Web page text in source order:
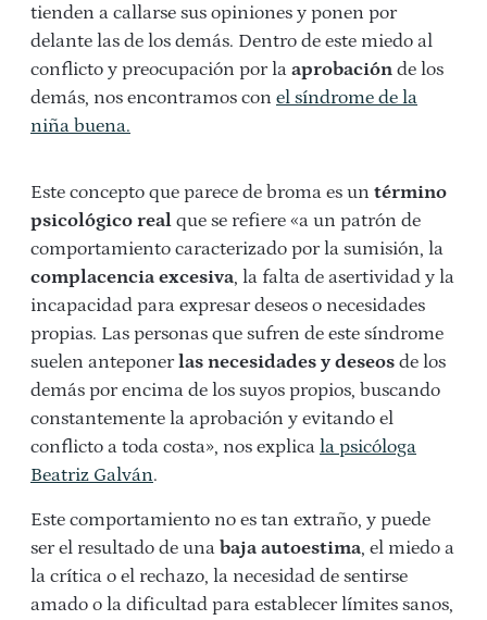
tienden a callarse sus opiniones y ponen por
delante las de los demás. Dentro de este miedo al
conflicto y preocupación por la aprobación de los
demás, nos encontramos con el síndrome de la
niña buena.
Este concepto que parece de broma es un término
psicológico real que se refiere «a un patrón de
comportamiento caracterizado por la sumisión, la
complacencia excesiva, la falta de asertividad y la
incapacidad para expresar deseos o necesidades
propias. Las personas que sufren de este síndrome
suelen anteponerlas necesidades y deseos de los
demás por encima de los suyos propios, buscando
constantemente la aprobación y evitando el
conflicto a toda costa», nos explica la psicóloga
Beatriz Galván.
Este comportamiento no es tan extraño, y puede
ser el resultado de una baja autoestima, el miedo a
la crítica o el rechazo, la necesidad de sentirse
amado o la dificultad para establecer límites sanos,